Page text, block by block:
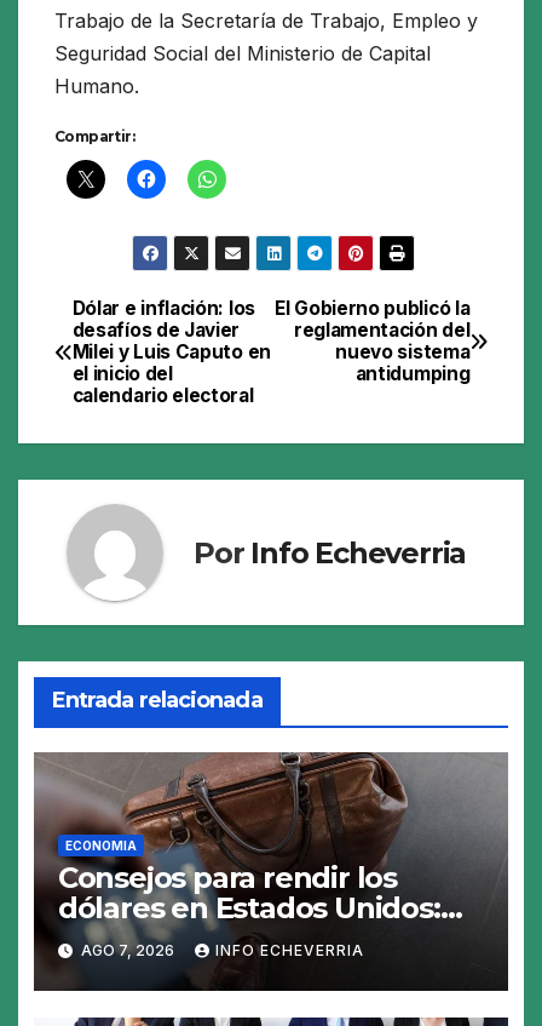
Trabajo de la Secretaría de Trabajo, Empleo y
Seguridad Social del Ministerio de Capital
Humano.
Compartir:
Navegación
de
El Gobierno publicó la
reglamentación del
nuevo sistema
antidumping
Dólar e inflación: los
desafíos de Javier
Milei y Luis Caputo en
el inicio del
calendario electoral
Por Info Echeverria
Entrada relacionada
ECONOMIA
Consejos para rendir los
dólares en Estados Unidos:
claves para no gastar de más
en el viaje
AGO 7, 2026 INFO ECHEVERRIA